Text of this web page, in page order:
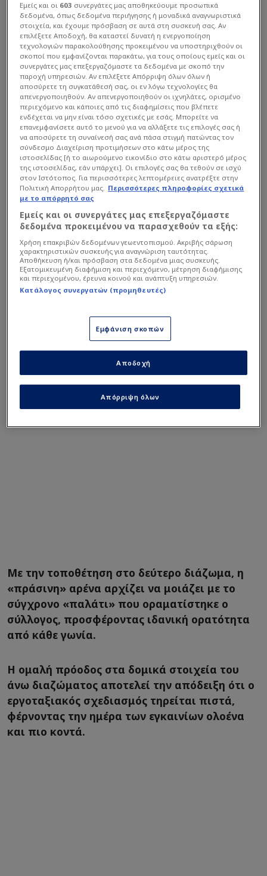
Σύμφωνα με τα πιο πρόσφατα οπτικά
ντοκουμέντα που βλέπουν το φως της
δημοσιότητας, το έργο πέρασε σε ένα
εξαιρετικά κρίσιμο και θεαματικό στάδιο:
ξεκίνησε η τοποθέτηση των
προκατασκευασμένων κερκίδων στο πάνω
διάζωμα.
Αυτή η εξέλιξη είναι καθοριστικής σημασίας για
τελικό όγκο μιας που το γήπεδο αποκτά πλέον
τον τελικό του χαρακτήρα, με τις κερκίδες να
διαμορφώνουν τη σιλουέτα που θα φιλοξενήσει
Με την τοποθέτηση στο δεύτερο διάζωμα, η
«πράσινη» αρένα αρχίζει να μοιάζει με το
σύγχρονο «παλάτι» που οραματίστηκε ο
σύλλογος, προσφέροντας ιδανική ορατότητα
από κάθε γωνία.
Η ομαλή πρόοδος στα δομικά στοιχεία του
άνω διαζώματος αποτελεί την απόδειξη ότι ο
εργοταξιακός σχεδιασμός τηρείται πιστά,
φέρνοντας την ημέρα των εγκαινίων ολοένα
και πιο κοντά.
Εμείς και οι 603 συνεργάτες μας αποθηκεύουμε προσωπικά
δεδομένα, όπως δεδομένα περιήγησης ή μοναδικά αναγνωριστικά
στοιχεία, και έχουμε πρόσβαση σε αυτά στη συσκευή σας. Αν
επιλέξετε Αποδοχή, θα καταστεί δυνατή η ενεργοποίηση
τεχνολογιών παρακολούθησης προκειμένου να υποστηριχθούν οι
σκοποί που εμφανίζονται παρακάτω, για τους οποίους εμείς και οι
συνεργάτες μας επεξεργαζόμαστε τα δεδομένα με σκοπό την
παροχή υπηρεσιών. Αν επιλέξετε Απόρριψη όλων όλων ή
αποσύρετε τη συγκατάθεσή σας, οι εν λόγω τεχνολογίες θα
απενεργοποιηθούν. Αν απενεργοποιηθούν οι ιχνηλάτες, ορισμένο
περιεχόμενο και κάποιες από τις διαφημίσεις που βλέπετε
ενδέχεται να μην είναι τόσο σχετικές με εσάς. Μπορείτε να
επανεμφανίσετε αυτό το μενού για να αλλάξετε τις επιλογές σας ή
να αποσύρετε τη συναίνεσή σας ανά πάσα στιγμή πατώντας τον
σύνδεσμο Διαχείριση προτιμήσεων στο κάτω μέρος της
ιστοσελίδας [ή το αιωρούμενο εικονίδιο στο κάτω αριστερό μέρος
της ιστοσελίδας, εάν υπάρχει]. Οι επιλογές σας θα τεθούν σε ισχύ
στον Ιστότοπος. Για περισσότερες λεπτομέρειες ανατρέξτε στην
Πολιτική Απορρήτου μας. Περισσότερες πληροφορίες σχετικά
με το απόρρητό σας
Εμείς και οι συνεργάτες μας επεξεργαζόμαστε
δεδομένα προκειμένου να παρασχεθούν τα εξής:
Χρήση επακριβών δεδομένων γεωεντοπισμού. Ακριβής σάρωση
χαρακτηριστικών συσκευής για αναγνώριση ταυτότητας.
Αποθήκευση ή/και πρόσβαση στα δεδομένα μιας συσκευής.
Εξατομικευμένη διαφήμιση και περιεχόμενο, μέτρηση διαφήμισης
και περιεχομένου, έρευνα κοινού και ανάπτυξη υπηρεσιών.
Κατάλογος συνεργατών (προμηθευτές)
Εμφάνιση σκοπών
Απόρριψη όλων
Αποδοχή